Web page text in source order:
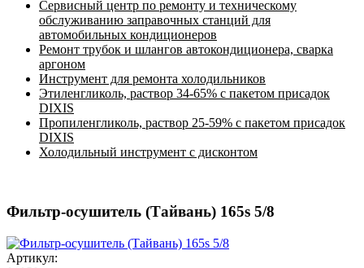
Сервисный центр по ремонту и техническому
обслуживанию заправочных станций для
автомобильных кондиционеров
Ремонт трубок и шлангов автокондиционера, сварка
аргоном
Инструмент для ремонта холодильников
Этиленгликоль, раствор 34-65% с пакетом присадок
DIXIS
Пропиленгликоль, раствор 25-59% с пакетом присадок
DIXIS
Холодильный инструмент с дисконтом
Фильтр-осушитель (Тайвань) 165s 5/8
Артикул: